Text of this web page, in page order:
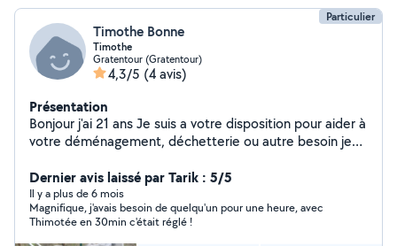
Particulier
Timothe Bonne
Timothe
Gratentour (Gratentour)
4,3/5 (4 avis)
Présentation
Bonjour j'ai 21 ans Je suis a votre disposition pour aider à
votre déménagement, déchetterie ou autre besoin je
contacter 06x29x84x86x08
Dernier avis laissé par Tarik : 5/5
Il y a plus de 6 mois
Magnifique, j'avais besoin de quelqu'un pour une heure, avec
Thimotée en 30min c'était réglé !